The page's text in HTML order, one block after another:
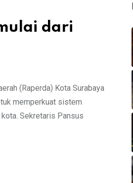
dari
(Raperda) Kota Surabaya
memperkuat sistem
Sekretaris Pansus